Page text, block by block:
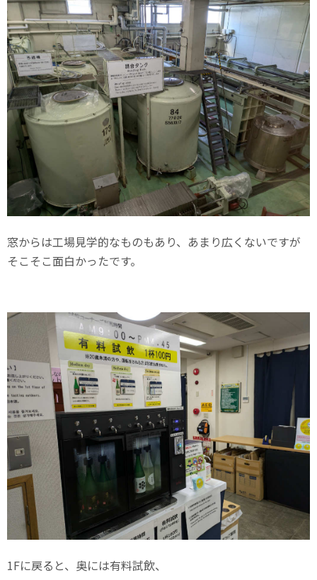
窓からは工場見学的なものもあり、あまり広くないですが
そこそこ面白かったです。
1Fに戻ると、奥には有料試飲、